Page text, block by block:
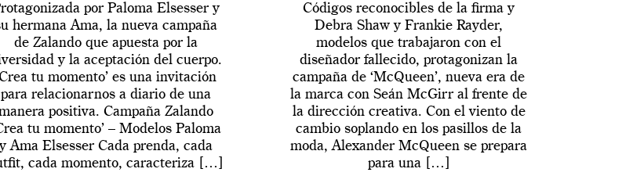
por Paloma Elsesser y
hermana Ama, la nueva campaña
de Zalando que apuesta por la
y la aceptación del cuerpo.
tu momento’ es una invitación
para relacionarnos a diario de una
positiva. Campaña Zalando
tu momento’ – Modelos Paloma
y Ama Elsesser Cada prenda, cada
cada momento, caracteriza […]
Códigos reconocibles de la firma y
Debra Shaw y Frankie Rayder,
modelos que trabajaron con el
diseñador fallecido, protagonizan la
campaña de ‘McQueen’, nueva era de
la marca con Seán McGirr al frente de
la dirección creativa. Con el viento de
cambio soplando en los pasillos de la
moda, Alexander McQueen se prepara
para una […]